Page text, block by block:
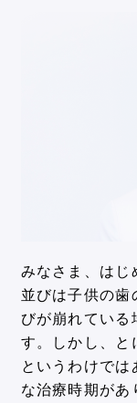
みなさま、はじ
並びは子供の歯
びが崩れてい
す。しかし、と
というわけでは
な治療時期があ